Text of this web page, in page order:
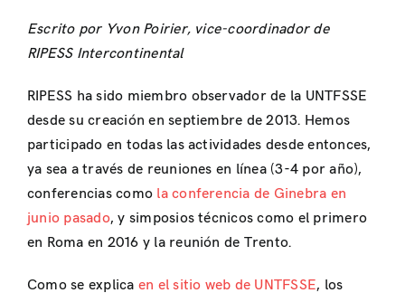
Escrito por Yvon Poirier, vice-coordinador de
RIPESS Intercontinental
RIPESS ha sido miembro observador de la UNTFSSE
desde su creación en septiembre de 2013. Hemos
participado en todas las actividades desde entonces,
ya sea a través de reuniones en línea (3-4 por año),
conferencias como la conferencia de Ginebra en
junio pasado, y simposios técnicos como el primero
en Roma en 2016 y la reunión de Trento.
Como se explica en el sitio web de UNTFSSE, los